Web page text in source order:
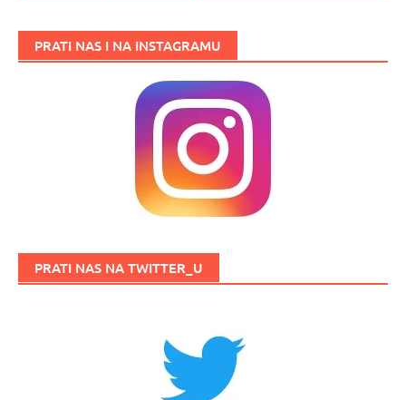
PRATI NAS I NA INSTAGRAMU
PRATI NAS NA TWITTER_U